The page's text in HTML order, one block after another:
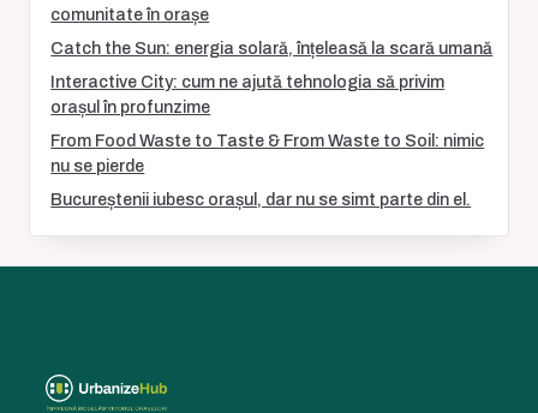
comunitate în orașe
Catch the Sun: energia solară, înțeleasă la scară umană
Interactive City: cum ne ajută tehnologia să privim
orașul în profunzime
From Food Waste to Taste & From Waste to Soil: nimic
nu se pierde
Bucureștenii iubesc orașul, dar nu se simt parte din el.